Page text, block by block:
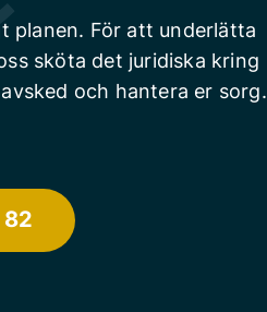
planen. För att underlätta
sköta det juridiska kring
och hantera er sorg.